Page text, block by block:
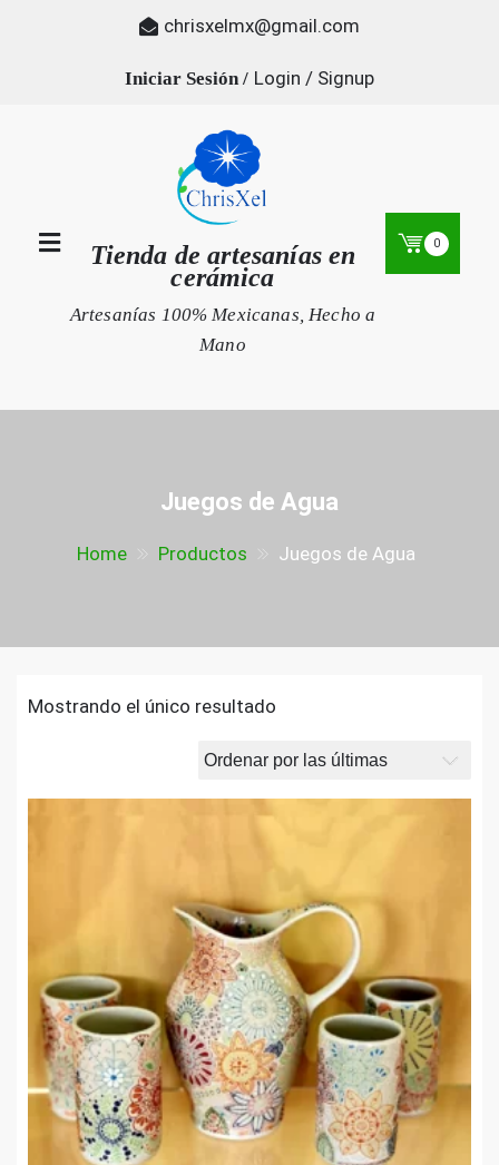
chrisxelmx@gmail.com
Login / Signup
Tienda de artesanías en
cerámica
Artesanías 100% Mexicanas, Hecho a
Mano
0
Juegos de Agua
Home Productos Juegos de Agua
Mostrando el único resultado